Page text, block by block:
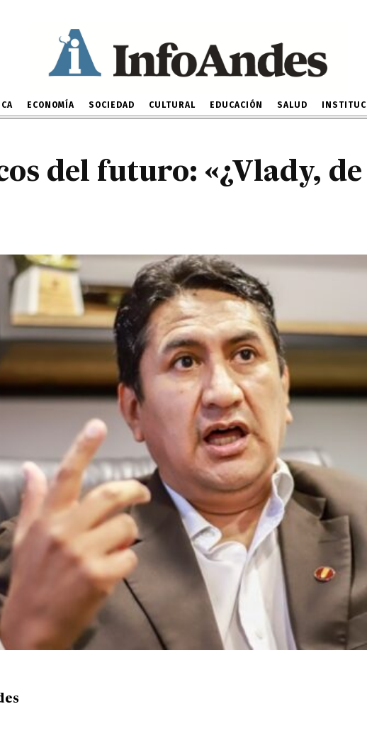
ECONOMÍA SOCIEDAD CULTURAL EDUCACIÓN SALUD
del futuro: «¿Vlady,
votos?»
del futuro: «¿Vlady,